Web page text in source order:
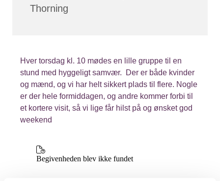
Thorning
Hver torsdag kl. 10 mødes en lille gruppe til en
stund med hyggeligt samvær. Der er både kvinder
og mænd, og vi har helt sikkert plads til flere. Nogle
er der hele formiddagen, og andre kommer forbi til
et kortere visit, så vi lige får hilst på og ønsket god
weekend